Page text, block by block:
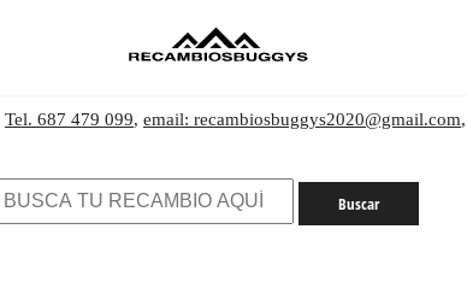
Tel. 687 479 099, email: recambiosbuggys2020@gmail.com,